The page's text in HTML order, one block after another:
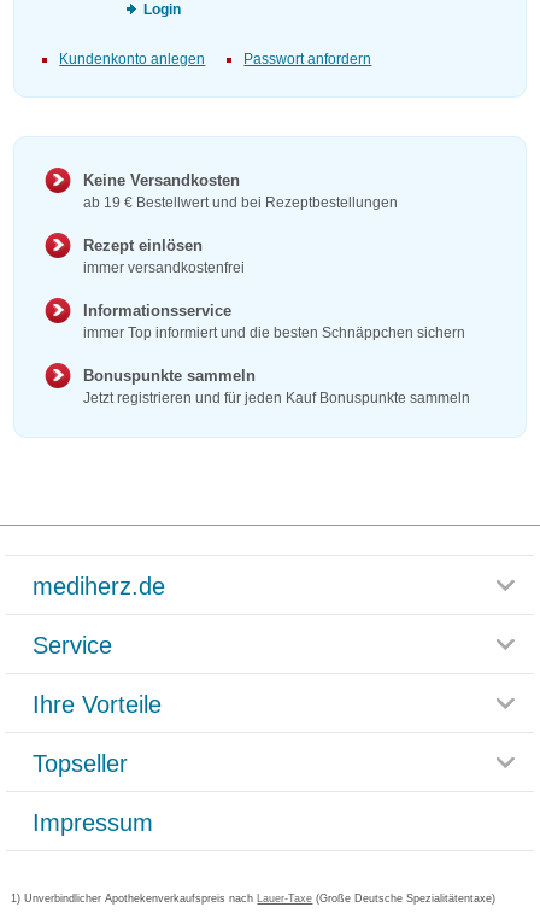
Login
Kundenkonto anlegen Passwort anfordern
Keine Versandkosten
ab 19 € Bestellwert und bei Rezeptbestellungen
Rezept einlösen
immer versandkostenfrei
Informationsservice
immer Top informiert und die besten Schnäppchen sichern
Bonuspunkte sammeln
Jetzt registrieren und für jeden Kauf Bonuspunkte sammeln
mediherz.de
Glossar
Häufig gestellte Fragen
Datenschutz
AGB
Cookie-Einstellungen
Service
Rücksendemöglichkeit
Paketlieferstatus
Versandkosten
Bestellschein ausfüllen
Ihre Vorteile
Rezeptlieferung
Bonusprogramm
Gutschein und Rabatte
Kundenbewertung
Topseller
Grippostad
Bepanthen
Impressum
1) Unverbindlicher Apothekenverkaufspreis nach Lauer-Taxe (Große Deutsche Spezialitätentaxe)